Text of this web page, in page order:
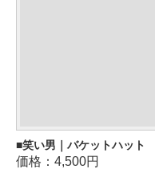
笑い男｜バケットハット
価格：4,500円